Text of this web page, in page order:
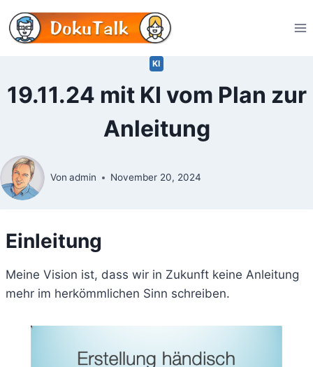
Zum
Inhalt
springen
KI
19.11.24 mit KI vom Plan zur
Anleitung
Von admin November 20, 2024
Einleitung
Meine Vision ist, dass wir in Zukunft keine Anleitung
mehr im herkömmlichen Sinn schreiben.